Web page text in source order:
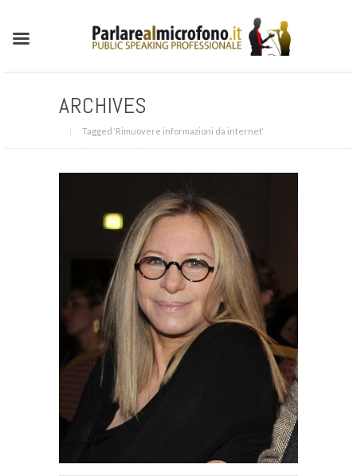
ARCHIVES
Tagged ‘Rimuovere informazioni da internet‘